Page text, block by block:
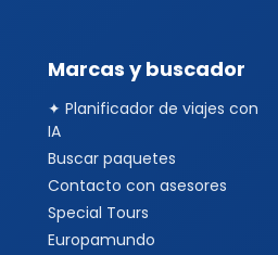
Marcas y buscador
✦ Planificador de viajes con
IA
Buscar paquetes
Contacto con asesores
Special Tours
Europamundo